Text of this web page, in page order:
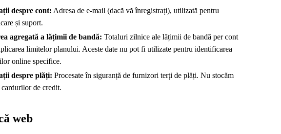
despre cont: Adresa de e-mail (dacă vă înregistrați), utilizată pentru
și suport.
agregată a lățimii de bandă: Totaluri zilnice ale lățimii de bandă per cont
limitelor planului. Aceste date nu pot fi utilizate pentru identificarea
online specifice.
despre plăți: Procesate în siguranță de furnizori terți de plăți. Nu stocăm
de credit.
web